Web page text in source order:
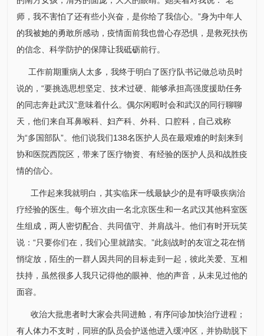
师，我不害怕了还有些小兴奋，是你给了我信心。”身为中年人
的我被她的勇敢所感动，疫情面前我也曾心存恐惧，是救死扶伤
的信念、科学防护的保障让我砥砺前行。
工作前期重病人太多，我终于明白了医疗队书记做总动员时
说的，“要挑选思想坚定、技术过硬、能够承担高强度援助任务
的同志奔赴武汉”意味着什么。偶尔闲暇时会和武汉的同行聊聊
天，他们来自耳鼻喉科、 妇产科、 外科、 口腔科，自己戏称
为“多国部队”。他们说我们138名医护人员在最艰难的时刻来到
协和医院西院区，带来了医疗物资、有经验的医护人员和战胜疫
情的信心。
工作起来我就明白，其实临床一线最缺少的是有呼吸疾病治
疗经验的医生。每个班次由一名北京医生和一名武汉其他科室医
生组成，两人密切配合、共同值守、并肩战斗。他们有时开玩笑
说：“只要你们在，我们心里就踏实。”此刻战时的友谊之花在悄
悄绽放，陌生的一群人因共同的目标走到一起，彼此关爱、互相
扶持，虽然很多人我只记得他的眼神、他的声音，从未见过他的
面容。
收治大批患者时大家会共同进舱，有序问诊加快治疗进程；
有人体力不支时，同班的队员会护送他进入缓冲区，并协助脱下